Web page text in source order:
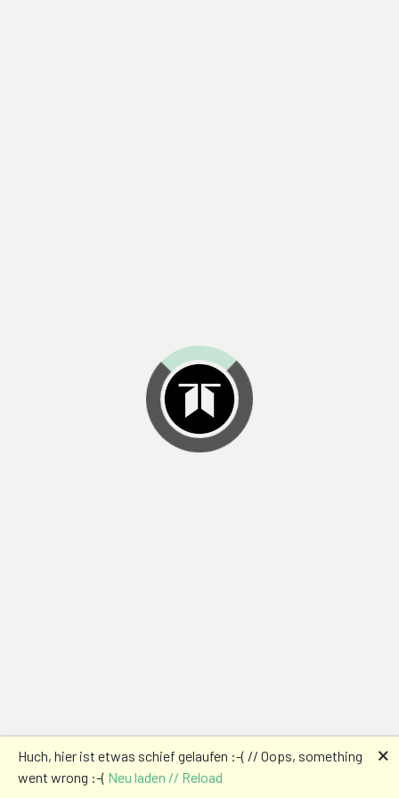
Huch, hier ist etwas schief gelaufen :-( // Oops, something
went wrong :-( Neu laden // Reload
🗙